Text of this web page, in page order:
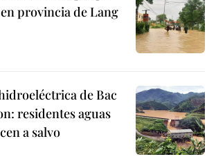
provincia de Lang
de Bac
residentes aguas
a salvo